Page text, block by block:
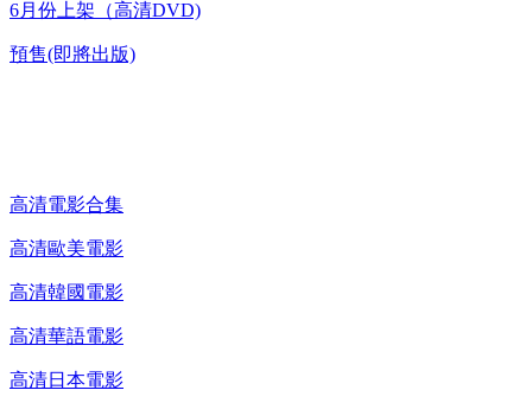
6月份上架（高清DVD)
預售(即將出版)
高清電影合集
高清歐美電影
高清韓國電影
高清華語電影
高清日本電影